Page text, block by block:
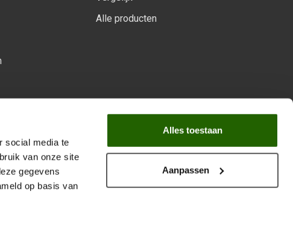
social media te
van onze site
gegevens
op basis van
Alles toestaan
Aanpassen
Alle producten